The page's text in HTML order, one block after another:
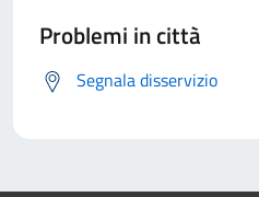
Problemi in città
Segnala disservizio